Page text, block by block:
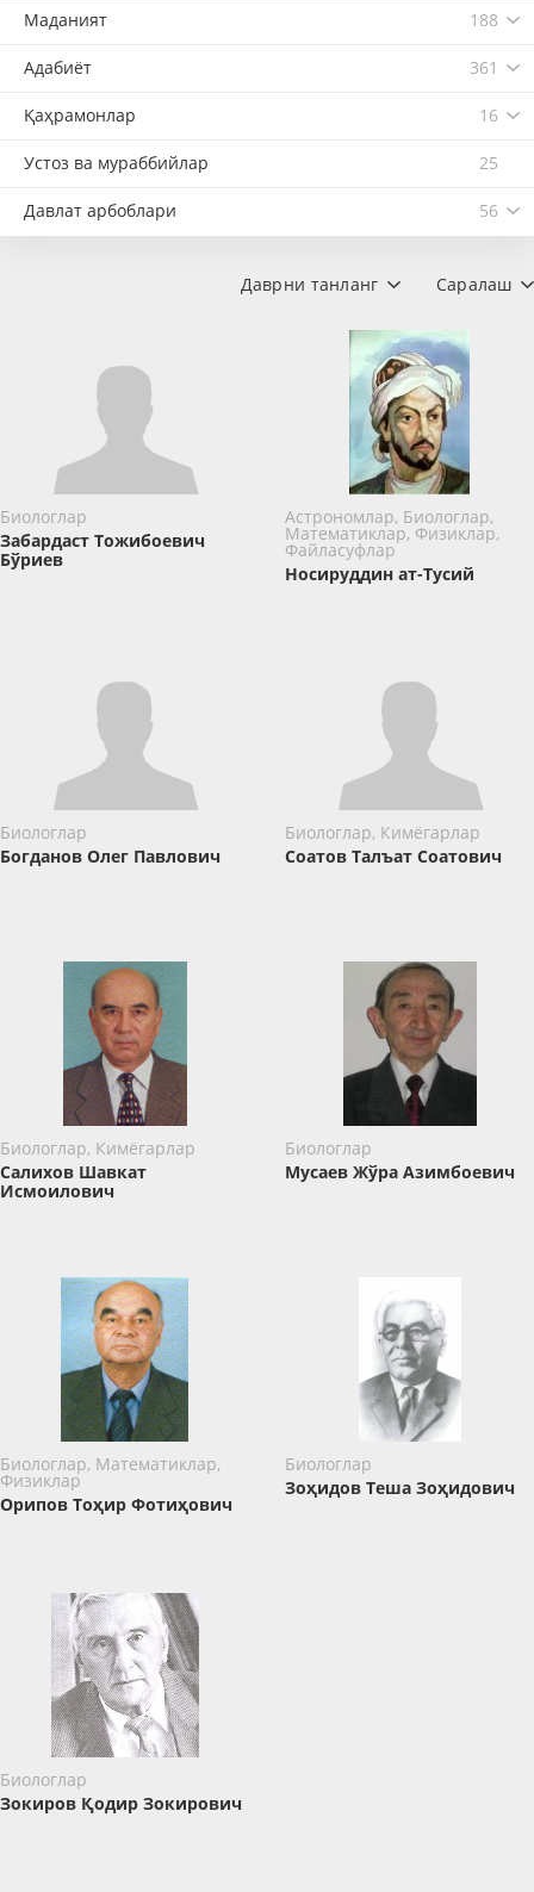
Маданият 188
Адабиёт 361
Қаҳрамонлар 16
Устоз ва мураббийлар 25
Давлат арбоблари 56
Саралаш
Даврни танланг
Биологлар
Забардаст Тожибоевич
Бўриев
Астрономлар, Биологлар,
Математиклар, Физиклар,
Файласуфлар
Носируддин ат-Тусий
Биологлар
Богданов Олег Павлович
Биологлар, Кимёгарлар
Соатов Талъат Соатович
Биологлар, Кимёгарлар
Салихов Шавкат
Исмоилович
Биологлар
Мусаев Жўра Азимбоевич
Биологлар, Математиклар,
Физиклар
Орипов Тоҳир Фотиҳович
Биологлар
Зоҳидов Теша Зоҳидович
Биологлар
Зокиров Қодир Зокирович